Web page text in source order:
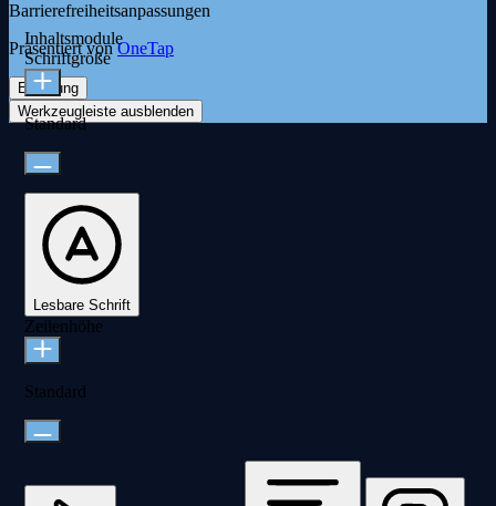
Barrierefreiheitsanpassungen
Präsentiert vonOneTap
Erklärung
Werkzeugleiste ausblenden
Inhaltsmodule
Schriftgröße
Standard
Lesbare Schrift
Zeilenhöhe
Standard